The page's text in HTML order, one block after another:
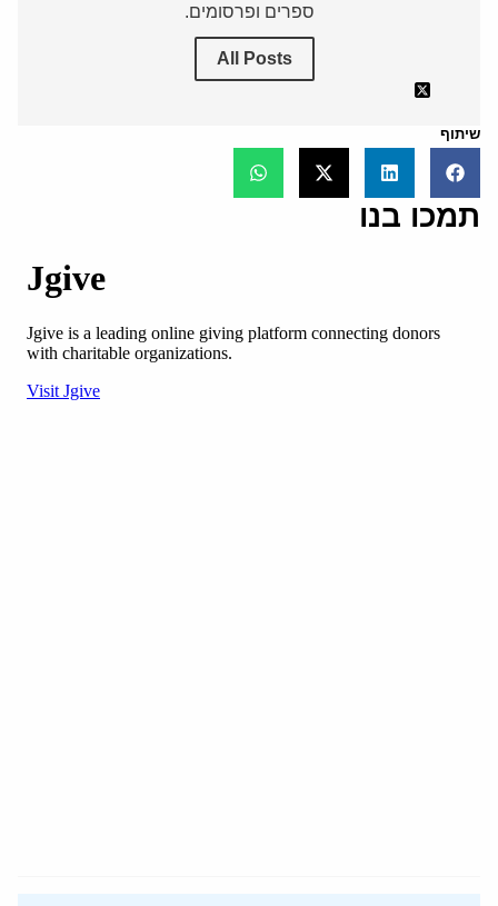
ספרים ופרסומים.
All Posts
שיתוף
תמכו בנו